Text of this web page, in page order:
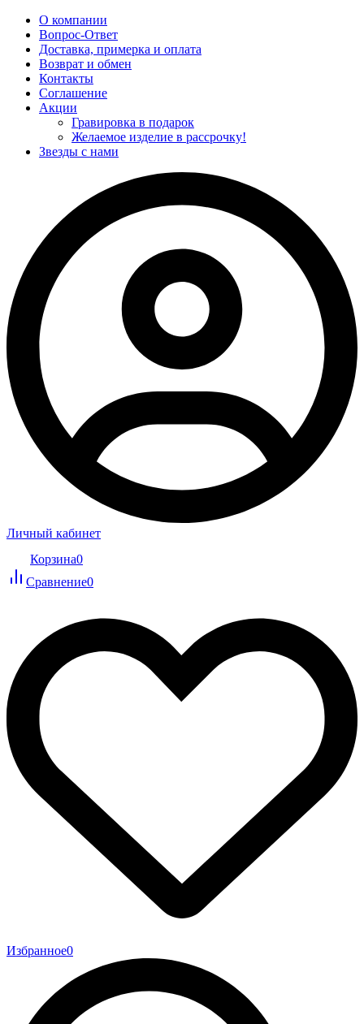
О компании
Вопрос-Ответ
Доставка, примерка и оплата
Возврат и обмен
Контакты
Соглашение
Акции
Гравировка в подарок
Желаемое изделие в рассрочку!
Звезды с нами
Личный кабинет
Корзина0
Сравнение0
Избранное0